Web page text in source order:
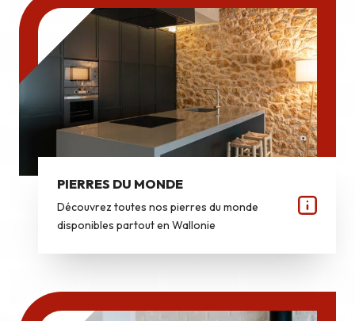
PIERRES DU MONDE
Découvrez toutes nos pierres du monde
disponibles partout en Wallonie